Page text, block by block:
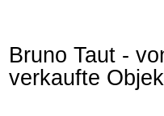
Bruno Taut -
verkaufte